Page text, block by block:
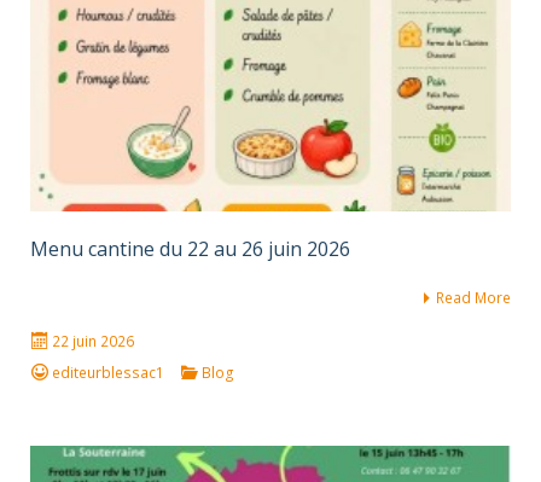
Menu cantine du 22 au 26 juin 2026
Read More
22 juin 2026
editeurblessac1
Blog